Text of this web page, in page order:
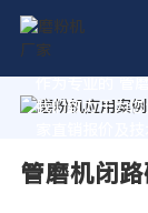
作为专业的 管
我们致力于为
管磨机闭